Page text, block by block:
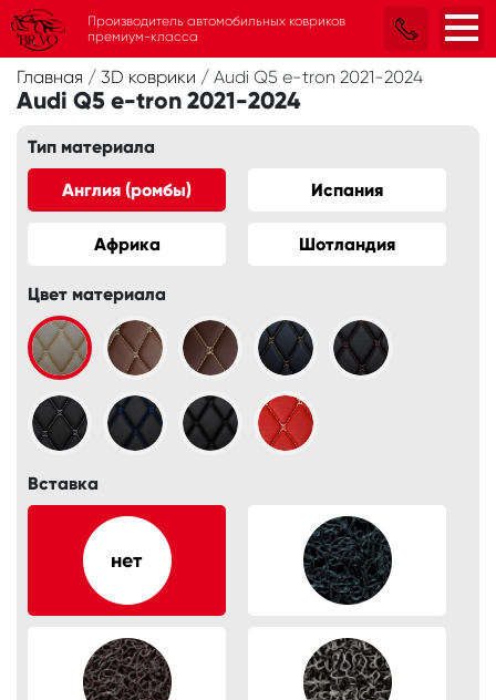
Главная / 3D коврики / Audi Q5 e-tron 2021-2024
Audi Q5 e-tron 2021-2024
Тип материала
Англия (ромбы) Испания
Африка Шотландия
Цвет материала
Вставка
Производитель автомобильных ковриков
премиум-класса